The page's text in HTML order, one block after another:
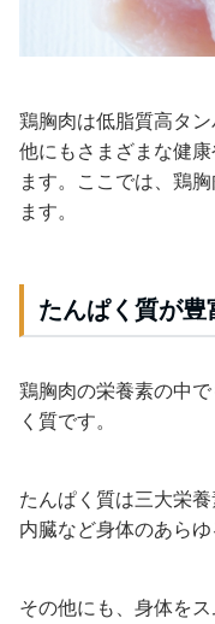
鶏胸肉は低脂質高タ
他にもさまざまな健
ます。ここでは、鶏
ます。
たんぱく質が豊
鶏胸肉の栄養素の中
く質です。
たんぱく質は三大栄
内臓など身体のあら
その他にも、身体を